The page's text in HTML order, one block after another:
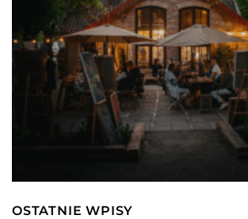
OSTATNIE WPISY